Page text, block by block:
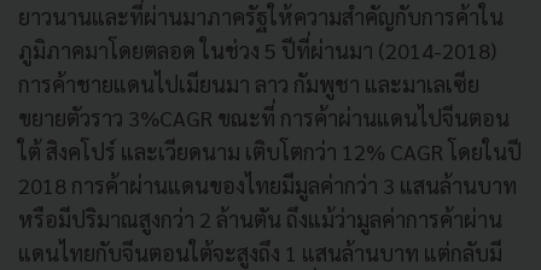
ยาวนานและที่ผ่านมาภาครัฐให้ความสำคัญกับการค้าใน
ภูมิภาคมาโดยตลอด ในช่วง 5 ปีที่ผ่านมา (2014-2018)
การค้าชายแดนไปเมียนมา ลาว กัมพูชา และมาเลเซีย
ขยายตัวราว 3%CAGR ขณะที่ การค้าผ่านแดนไปจีนตอน
ใต้ สิงคโปร์ และเวียดนาม เติบโตกว่า 12% CAGR โดยในปี
2018 การค้าผ่านแดนของไทยมีมูลค่ากว่า 3 แสนล้านบาท
หรือมีปริมาณสูงกว่า 2 ล้านตัน ถึงแม้ว่ามูลค่าการค้าผ่าน
แดนไทยกับจีนตอนใต้จะสูงถึง 1 แสนล้านบาท แต่กลับมี